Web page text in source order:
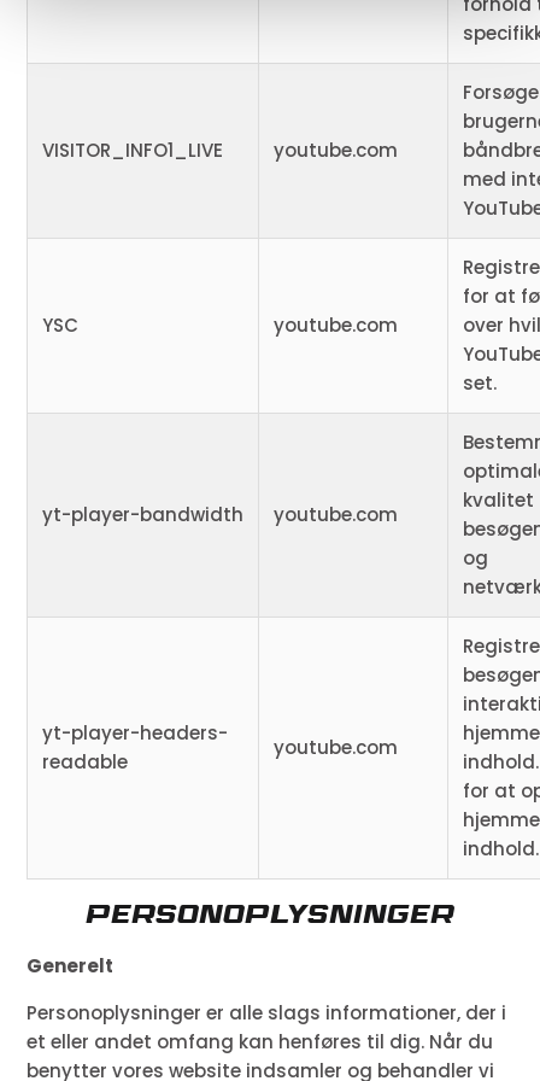
VISITOR_INFO1_LIVE youtube.com
med
YSC youtube.com
for at
over
set.
yt-player-bandwidth youtube.com
kvalitet
og
yt-player-headers-
readable
youtube.com
for at
indhold.
Personoplysninger
Generelt
Personoplysninger er alle slags informationer, der i
et eller andet omfang kan henføres til dig. Når du
benytter vores website indsamler og behandler vi